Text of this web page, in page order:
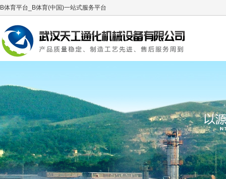
B体育平台_B体育(中国)一站式服务平台